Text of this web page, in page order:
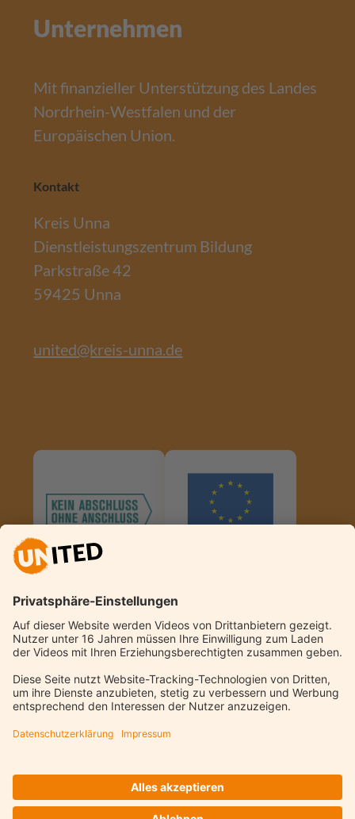
Unternehmen
Mit finanzieller Unterstützung des Landes
Nordrhein-Westfalen und der
Europäischen Union.
Kontakt
Kreis Unna
Dienstleistungszentrum Bildung
Parkstraße 42
59425 Unna
united@kreis-unna.de
© Kreis Unna 2026